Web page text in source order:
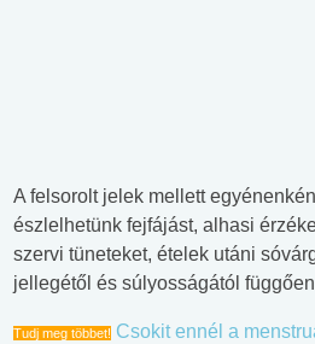
A felsorolt jelek mellett
észlelhetünk fejfájást, alhasi
szervi tüneteket, ételek utáni
jellegétől és súlyosságától
Tudj meg többet! Csokit ennél a